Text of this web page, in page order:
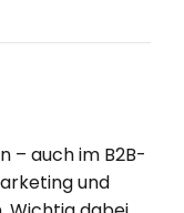
– auch im B2B-
und